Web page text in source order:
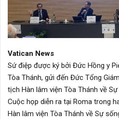
Vatican News
Sứ điệp được ký bởi Đức Hồng y
Tòa Thánh, gửi đến Đức Tổng
tịch Hàn lâm viện Tòa Thánh về Sự
Cuộc họp diễn ra tại Roma trong
Hàn lâm viện Tòa Thánh về Sự